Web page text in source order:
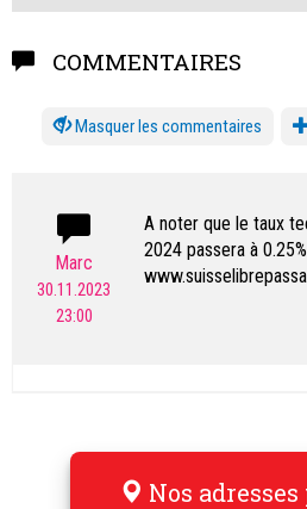
COMMENTAIRES
les commentaires
Marc
30.11.2023
23:00
A noter que le taux
2024 passera à
Nos